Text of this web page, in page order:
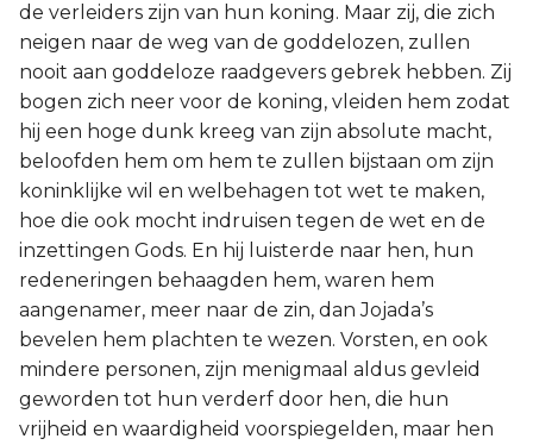
de verleiders zijn van hun koning. Maar zij, die zich
neigen naar de weg van de goddelozen, zullen
nooit aan goddeloze raadgevers gebrek hebben. Zij
bogen zich neer voor de koning, vleiden hem zodat
hij een hoge dunk kreeg van zijn absolute macht,
beloofden hem om hem te zullen bijstaan om zijn
koninklijke wil en welbehagen tot wet te maken,
hoe die ook mocht indruisen tegen de wet en de
inzettingen Gods. En hij luisterde naar hen, hun
redeneringen behaagden hem, waren hem
aangenamer, meer naar de zin, dan Jojada’s
bevelen hem plachten te wezen. Vorsten, en ook
mindere personen, zijn menigmaal aldus gevleid
geworden tot hun verderf door hen, die hun
vrijheid en waardigheid voorspiegelden, maar hen